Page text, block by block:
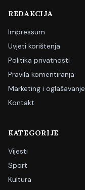
REDAKCIJA
Impressum
Uvjeti korištenja
Politika privatnosti
Pravila komentiranja
Marketing i oglašavanje
Kontakt
KATEGORIJE
Vijesti
Sport
Kultura